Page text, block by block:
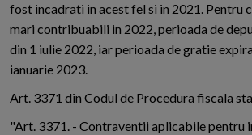
fost incadrati in acest fel si in 2021. Pentru
mari contribuabili in 2022, perioada de
din 1 iulie 2022, iar perioada de gratie
ianuarie 2023.
Art. 3371 din Codul de Procedura fiscala
"Art. 3371. - Contraventii aplicabile pentru